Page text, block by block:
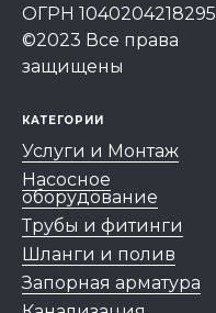
ОГРН 1040204218295
©2023 Все права
защищены
КАТЕГОРИИ
Услуги и Монтаж
Насосное
оборудование
Трубы и фитинги
Шланги и полив
Запорная арматура